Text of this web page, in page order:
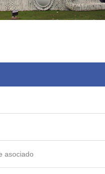
asociado